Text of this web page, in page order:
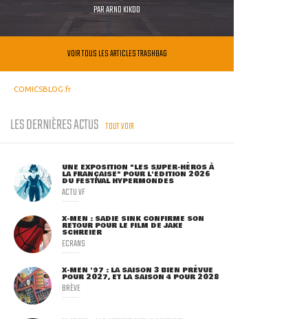
PARARNO KIKOO
VOIR TOUS LES ARTICLES TRASHBAG
COMICSBLOG.fr
LES DERNIÈRES ACTUS TOUT VOIR
UNE EXPOSITION "LES SUPER-HÉROS À
LA FRANÇAISE" POUR L'ÉDITION 2026
DU FESTIVAL HYPERMONDES
ACTU VF
X-MEN : SADIE SINK CONFIRME SON
RETOUR POUR LE FILM DE JAKE
SCHREIER
ECRANS
X-MEN '97 : LA SAISON 3 BIEN PRÉVUE
POUR 2027, ET LA SAISON 4 POUR 2028
BRÈVE